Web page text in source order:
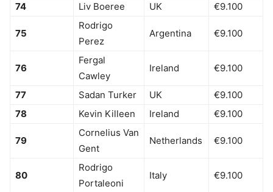
74 Liv Boeree UK €9.100
75
Rodrigo
Perez
Argentina €9.100
76
Fergal
Cawley
Ireland €9.100
77 Sadan Turker UK
€9.100
78
Kevin Killeen Ireland €9.100
79
Cornelius Van
Gent
Netherlands €9.100
80
Rodrigo
Portaleoni
Italy €9.100